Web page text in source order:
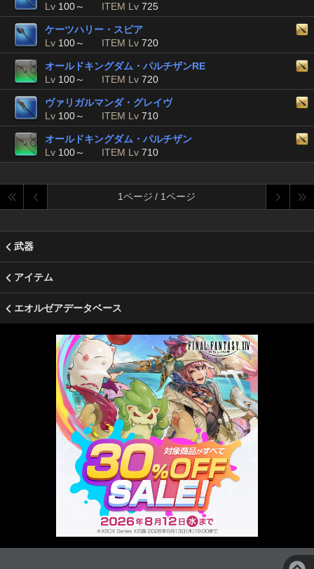
Lv 100～ ITEM Lv 725
ケーツハリー・スピア
Lv 100～ ITEM Lv 720
オールドキングダム・パルチザンRE
Lv 100～ ITEM Lv 720
ヴァリガルマンダ・グレイヴ
Lv 100～ ITEM Lv 710
オールドキングダム・パルチザン
Lv 100～ ITEM Lv 710
1ページ / 1ページ
武器
アイテム
エオルゼアデータベース